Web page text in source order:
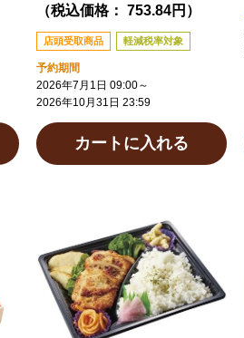
（税込価格： 753.84円）
店頭受取商品 軽減税率対象
予約期間
2026年7月1日 09:00～
2026年10月31日 23:59
カートに入れる